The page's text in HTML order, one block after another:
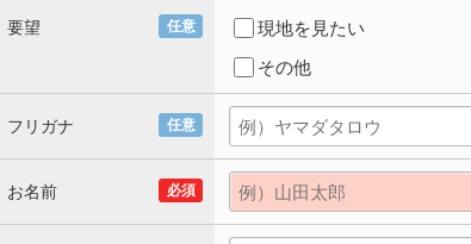
任意
要望
現地を見たい
その他
任意
フリガナ
必須
お名前